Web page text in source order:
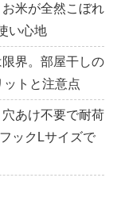
お米が全然こぼれ
い心地
限界。部屋干しの
トと注意点
穴あけ不要で耐荷
ックLサイズで